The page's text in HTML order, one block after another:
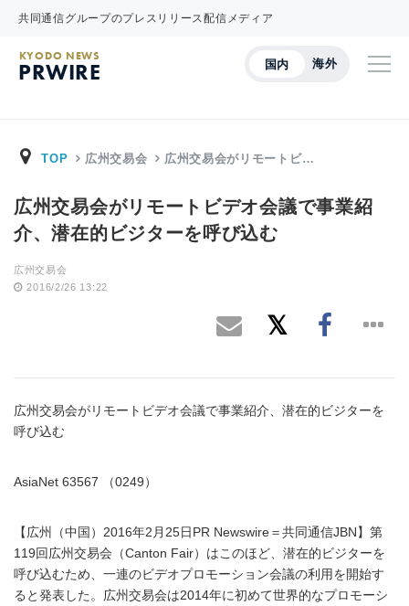
共同通信グループのプレスリリース配信メディア
国内 海外
KYODO NEWS
PRWIRE
TOP 広州交易会 広州交易会がリモートビ…
広州交易会がリモートビデオ会議で事業紹
介、潜在的ビジターを呼び込む
広州交易会
2016/2/26 13:22
広州交易会がリモートビデオ会議で事業紹介、潜在的ビジターを
呼び込む
AsiaNet 63567 （0249）
【広州（中国）2016年2月25日PR Newswire＝共同通信JBN】第
119回広州交易会（Canton Fair）はこのほど、潜在的ビジターを
呼び込むため、一連のビデオプロモーション会議の利用を開始す
ると発表した。広州交易会は2014年に初めて世界的なプロモーシ